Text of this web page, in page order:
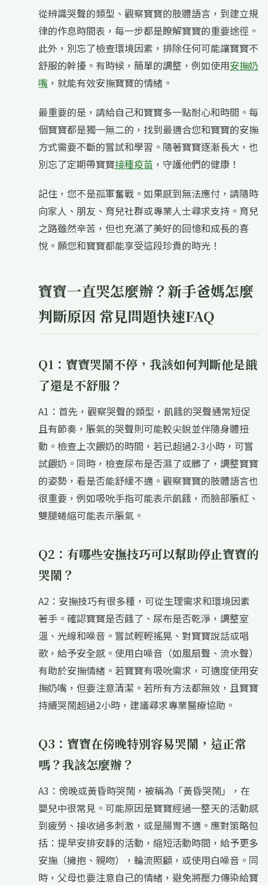
從辨識哭聲的類型、觀察寶寶的肢體語言，到建立規
律的作息時間表，每一步都是瞭解寶寶的重要途徑。
此外，別忘了檢查環境因素，排除任何可能讓寶寶不
舒服的幹擾。有時候，簡單的調整，例如使用安撫奶
嘴 ，就能有效安撫寶寶的情緒。
最重要的是，請給自己和寶寶多一點耐心和時間。每
個寶寶都是獨一無二的，找到最適合您和寶寶的安撫
方式需要不斷的嘗試和學習。隨著寶寶逐漸長大，也
別忘了定期帶寶寶接種疫苗 ，守護他們的健康！
記住，您不是孤軍奮戰。如果感到無法應付，請隨時
向家人、朋友、育兒社群或專業人士尋求支持。育兒
之路雖然辛苦，但也充滿了美好的回憶和成長的喜
悅。願您和寶寶都能享受這段珍貴的時光！
寶寶一直哭怎麼辦？新手爸媽怎麼
判斷原因 常見問題快速FAQ
Q1：寶寶哭鬧不停，我該如何判斷他是餓
了還是不舒服？
A1：首先，觀察哭聲的類型，飢餓的哭聲通常短促
且有節奏，脹氣的哭聲則可能較尖銳並伴隨身體扭
動。檢查上次餵奶的時間，若已超過2-3小時，可嘗
試餵奶。同時，檢查尿布是否濕了或髒了，調整寶寶
的姿勢，看是否能舒緩不適。觀察寶寶的肢體語言也
很重要，例如吸吮手指可能表示飢餓，而臉部脹紅、
雙腿蜷縮可能表示脹氣。
Q2：有哪些安撫技巧可以幫助停止寶寶的
哭鬧？
A2：安撫技巧有很多種，可從生理需求和環境因素
著手。確認寶寶是否餓了、尿布是否乾淨，調整室
溫、光線和噪音。嘗試輕輕搖晃、對寶寶說話或唱
歌，給予安全感。使用白噪音（如風扇聲、流水聲）
有助於安撫情緒。若寶寶有吸吮需求，可適度使用安
撫奶嘴，但要注意清潔。若所有方法都無效，且寶寶
持續哭鬧超過2小時，建議尋求專業醫療協助。
Q3：寶寶在傍晚特別容易哭鬧，這正常
嗎？我該怎麼辦？
A3：傍晚或黃昏時哭鬧，被稱為「黃昏哭鬧」，在
嬰兒中很常見。可能原因是寶寶經過一整天的活動感
到疲勞、接收過多刺激，或是腸胃不適。應對策略包
括：提早安排安靜的活動，縮短活動時間，給予更多
安撫（擁抱、親吻），輪流照顧，或使用白噪音。同
時，父母也要注意自己的情緒，避免將壓力傳染給寶